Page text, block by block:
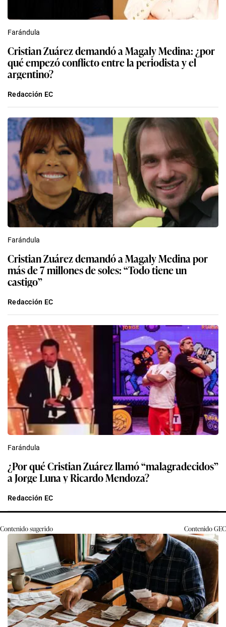
Farándula
Cristian Zuárez demandó a Magaly Medina: ¿por
qué empezó conflicto entre la periodista y el
argentino?
Redacción EC
Farándula
Cristian Zuárez demandó a Magaly Medina por
más de 7 millones de soles: “Todo tiene un
castigo”
Redacción EC
Farándula
¿Por qué Cristian Zuárez llamó “malagradecidos”
a Jorge Luna y Ricardo Mendoza?
Redacción EC
Contenido sugerido ContenidoGEC